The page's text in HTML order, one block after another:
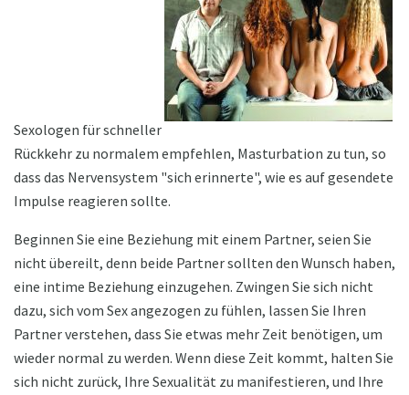
Sexologen für schneller
Rückkehr zu normalem empfehlen, Masturbation zu tun, so
dass das Nervensystem "sich erinnerte", wie es auf gesendete
Impulse reagieren sollte.
Beginnen Sie eine Beziehung mit einem Partner, seien Sie
nicht übereilt, denn beide Partner sollten den Wunsch haben,
eine intime Beziehung einzugehen. Zwingen Sie sich nicht
dazu, sich vom Sex angezogen zu fühlen, lassen Sie Ihren
Partner verstehen, dass Sie etwas mehr Zeit benötigen, um
wieder normal zu werden. Wenn diese Zeit kommt, halten Sie
sich nicht zurück, Ihre Sexualität zu manifestieren, und Ihre